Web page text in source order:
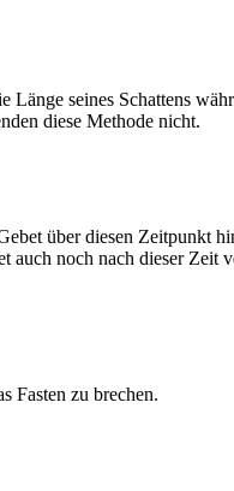
seines Schattens
diese Methode nicht.
über diesen Zeitpunkt
auch noch nach dieser Zeit
Fasten zu brechen.